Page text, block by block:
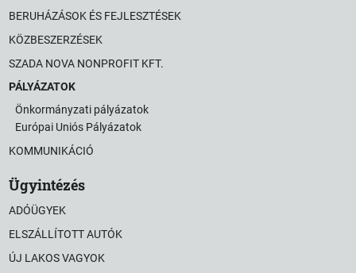
BERUHÁZÁSOK ÉS FEJLESZTÉSEK
KÖZBESZERZÉSEK
SZADA NOVA NONPROFIT KFT.
PÁLYÁZATOK
Önkormányzati pályázatok
Európai Uniós Pályázatok
KOMMUNIKÁCIÓ
Ügyintézés
ADÓÜGYEK
ELSZÁLLÍTOTT AUTÓK
ÚJ LAKOS VAGYOK